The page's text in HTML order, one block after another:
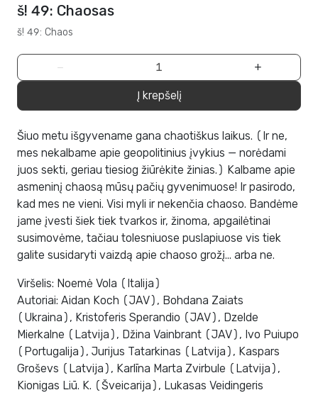
š! 49: Chaosas
š! 49: Chaos
− +
Į krepšelį
Šiuo metu išgyvename gana chaotiškus laikus. (Ir ne,
mes nekalbame apie geopolitinius įvykius — norėdami
juos sekti, geriau tiesiog žiūrėkite žinias.) Kalbame apie
asmeninį chaosą mūsų pačių gyvenimuose! Ir pasirodo,
kad mes ne vieni. Visi myli ir nekenčia chaoso. Bandėme
jame įvesti šiek tiek tvarkos ir, žinoma, apgailėtinai
susimovėme, tačiau tolesniuose puslapiuose vis tiek
galite susidaryti vaizdą apie chaoso grožį... arba ne.
Viršelis: Noemė Vola (Italija)
Autoriai: Aidan Koch (JAV), Bohdana Zaiats
(Ukraina), Kristoferis Sperandio (JAV), Dzelde
Mierkalne (Latvija), Džina Vainbrant (JAV), Ivo Puiupo
(Portugalija), Jurijus Tatarkinas (Latvija), Kaspars
Groševs (Latvija), Karlīna Marta Zvirbule (Latvija),
Kionigas Liū. K. (Šveicarija), Lukasas Veidingeris